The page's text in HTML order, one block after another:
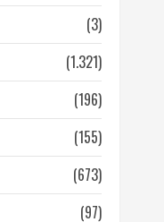
(3)
(1.321)
(196)
(155)
(673)
(97)